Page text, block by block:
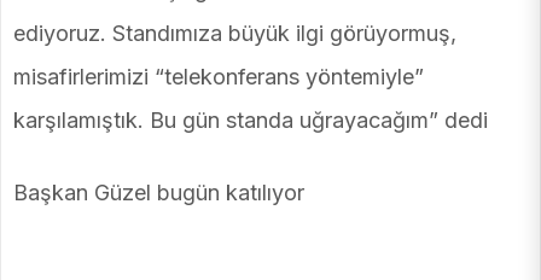
ediyoruz. Standımıza büyük ilgi görüyormuş,
misafirlerimizi “telekonferans yöntemiyle”
karşılamıştık. Bu gün standa uğrayacağım” dedi
Başkan Güzel bugün katılıyor